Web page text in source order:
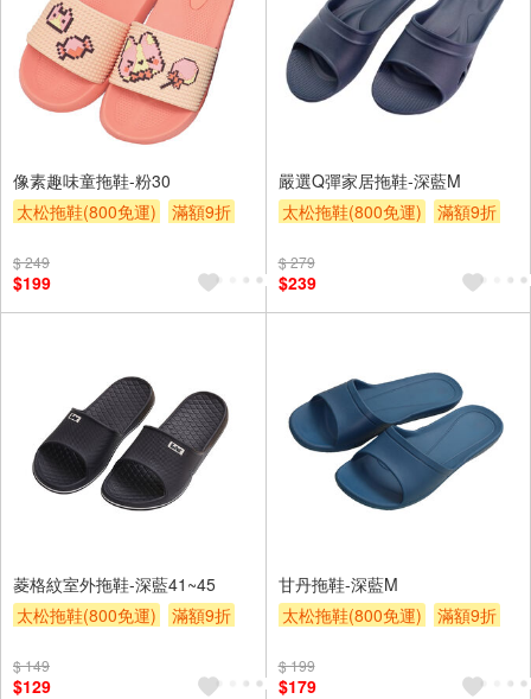
像素趣味童拖鞋-粉30
太松拖鞋(800免運)
滿額9折
$ 249
$199
嚴選Q彈家居拖鞋-深藍M
太松拖鞋(800免運)
滿額9折
$ 279
$239
菱格紋室外拖鞋-深藍41~45
太松拖鞋(800免運)
滿額9折
$ 149
$129
甘丹拖鞋-深藍M
太松拖鞋(800免運)
滿額9折
$ 199
$179